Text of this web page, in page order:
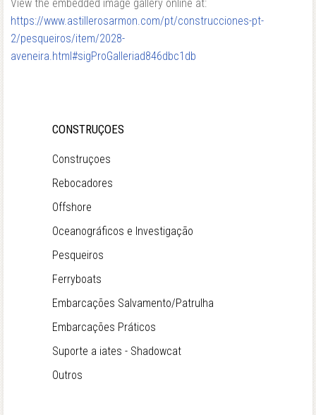
View the embedded image gallery online at:
https://www.astillerosarmon.com/pt/construcciones-pt-
2/pesqueiros/item/2028-
aveneira.html#sigProGalleriad846dbc1db
CONSTRUÇOES
Construçoes
Rebocadores
Offshore
Oceanográficos e Investigação
Pesqueiros
Ferryboats
Embarcações Salvamento/Patrulha
Embarcações Práticos
Suporte a iates - Shadowcat
Outros